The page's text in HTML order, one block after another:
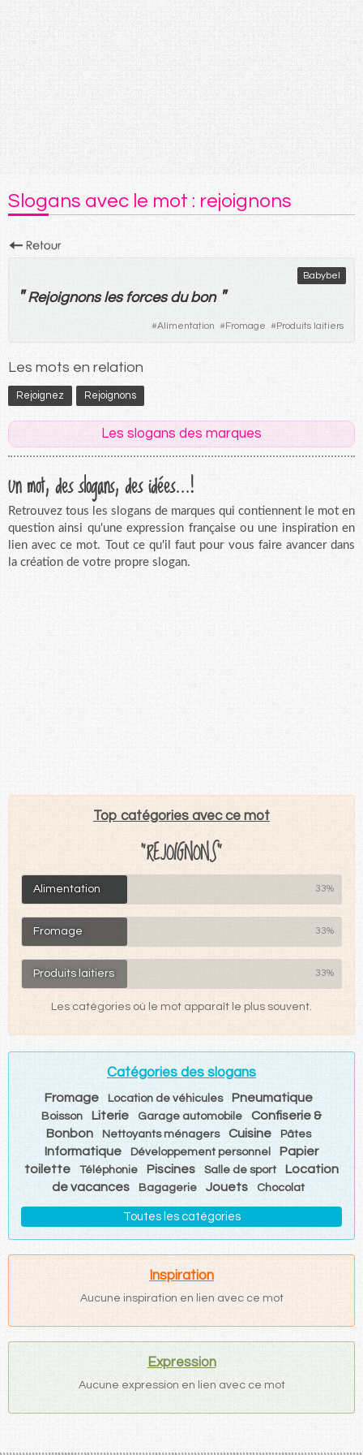
Slogans avec le mot : rejoignons
Babybel
" Rejoignons les forces du bon "
#Alimentation #Fromage #Produits laitiers
Les mots en relation
Rejoignez Rejoignons
Les slogans des marques
Un mot, des slogans, des idées...!
Retrouvez tous les slogans de marques qui contiennent le mot en
question ainsi qu'une expression française ou une inspiration en
lien avec ce mot. Tout ce qu'il faut pour vous faire avancer dans
la création de votre propre slogan.
Top catégories avec ce mot
"REJOIGNONS"
Alimentation 33%
Fromage 33%
Produits laitiers 33%
Les catégories où le mot apparaît le plus souvent.
Catégories des slogans
Fromage Location de véhicules Pneumatique
Boisson Literie Garage automobile
Confiserie &
Bonbon
Nettoyants ménagers Cuisine Pâtes
Informatique Développement personnel
Papier
toilette
Téléphonie Piscines Salle de sport
Location
de vacances
Bagagerie Jouets Chocolat
Toutes les catégories
Inspiration
Aucune inspiration en lien avec ce mot
Expression
Aucune expression en lien avec ce mot